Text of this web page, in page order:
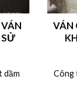
VÁN
SỬ
dầm
VÁN
Công